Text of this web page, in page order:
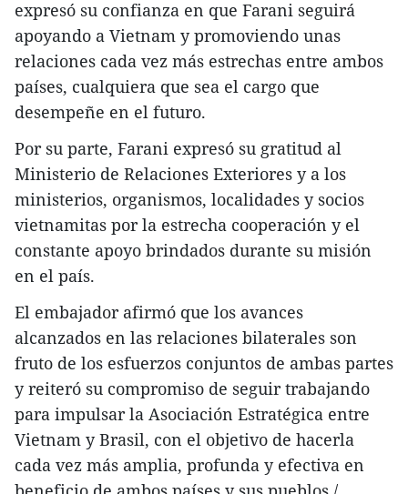
expresó su confianza en que Farani seguirá
apoyando a Vietnam y promoviendo unas
relaciones cada vez más estrechas entre ambos
países, cualquiera que sea el cargo que
desempeñe en el futuro.
Por su parte, Farani expresó su gratitud al
Ministerio de Relaciones Exteriores y a los
ministerios, organismos, localidades y socios
vietnamitas por la estrecha cooperación y el
constante apoyo brindados durante su misión
en el país.
El embajador afirmó que los avances
alcanzados en las relaciones bilaterales son
fruto de los esfuerzos conjuntos de ambas partes
y reiteró su compromiso de seguir trabajando
para impulsar la Asociación Estratégica entre
Vietnam y Brasil, con el objetivo de hacerla
cada vez más amplia, profunda y efectiva en